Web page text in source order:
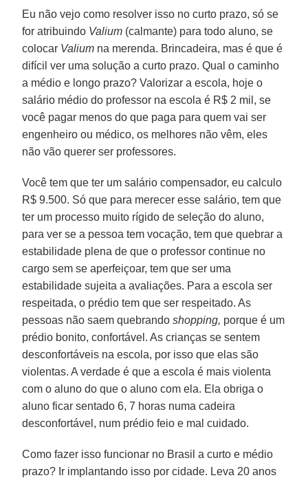
Eu não vejo como resolver isso no curto prazo, só se
for atribuindo Valium (calmante) para todo aluno, se
colocar Valium na merenda. Brincadeira, mas é que é
difícil ver uma solução a curto prazo. Qual o caminho
a médio e longo prazo? Valorizar a escola, hoje o
salário médio do professor na escola é R$ 2 mil, se
você pagar menos do que paga para quem vai ser
engenheiro ou médico, os melhores não vêm, eles
não vão querer ser professores.
Você tem que ter um salário compensador, eu calculo
R$ 9.500. Só que para merecer esse salário, tem que
ter um processo muito rígido de seleção do aluno,
para ver se a pessoa tem vocação, tem que quebrar a
estabilidade plena de que o professor continue no
cargo sem se aperfeiçoar, tem que ser uma
estabilidade sujeita a avaliações. Para a escola ser
respeitada, o prédio tem que ser respeitado. As
pessoas não saem quebrandoshopping, porque é um
prédio bonito, confortável. As crianças se sentem
desconfortáveis na escola, por isso que elas são
violentas. A verdade é que a escola é mais violenta
com o aluno do que o aluno com ela. Ela obriga o
aluno ficar sentado 6, 7 horas numa cadeira
desconfortável, num prédio feio e mal cuidado.
Como fazer isso funcionar no Brasil a curto e médio
prazo? Ir implantando isso por cidade. Leva 20 anos